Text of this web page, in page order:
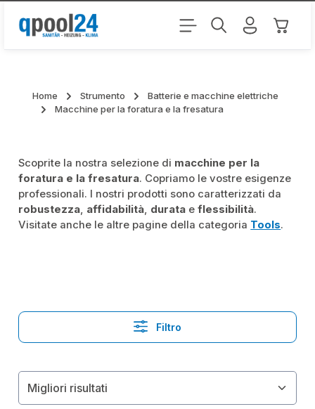
Passa al contenuto principale Il
Home Strumento
Batterie e macchine elettriche
Macchine per la foratura e la fresatura
Scoprite la nostra selezione di macchine per la
foratura e la fresatura. Copriamo le vostre esigenze
professionali. I nostri prodotti sono caratterizzati da
robustezza, affidabilità, durata eflessibilità.
Visitate anche le altre pagine della categoria Tools.
Filtro